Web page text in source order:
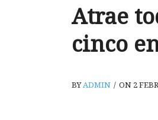
Atrae
cinco
BYADMIN / ON 2